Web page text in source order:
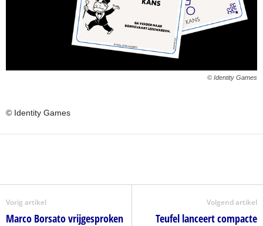
© Identity Games
© Identity Games
Vorig artikel
Marco Borsato vrijgesproken
Volgend artikel
Teufel lanceert compacte